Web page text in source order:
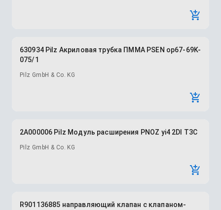
630934 Pilz Акриловая трубка ПММА PSEN op67-69K-
075/1
Pilz GmbH & Co. KG
2A000006 Pilz Модуль расширения PNOZ yi4 2DI T3C
Pilz GmbH & Co. KG
R901136885 направляющий клапан с клапаном-